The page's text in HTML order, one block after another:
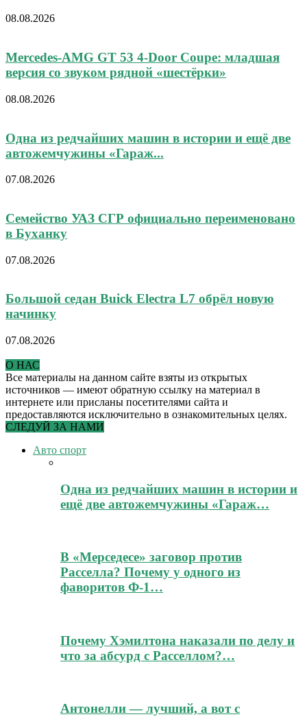
08.08.2026
Mercedes-AMG GT 53 4-Door Coupe: младшая
версия со звуком рядной «шестёрки»
08.08.2026
Одна из редчайших машин в истории и ещё две
автожемчужины «Гараж...
07.08.2026
Семейство УАЗ СГР официально переименовано
в Буханку
07.08.2026
Большой седан Buick Electra L7 обрёл новую
начинку
07.08.2026
О НАС
Все материалы на данном сайте взяты из открытых
источников — имеют обратную ссылку на материал в
интернете или присланы посетителями сайта и
предоставляются исключительно в ознакомительных целях.
СЛЕДУЙ ЗА НАМИ
Авто спорт
Одна из редчайших машин в истории и
ещё две автожемчужины «Гараж…
В «Мерседесе» заговор против
Расселла? Почему у одного из
фаворитов Ф-1…
Почему Хэмилтона наказали по делу и
что за абсурд с Расселлом?…
Антонелли — лучший, а вот с